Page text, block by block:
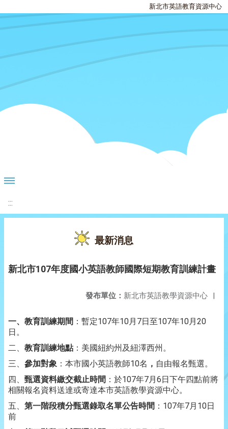
新北市英語教育資源中心
:::
最新消息
新北市107年度國小英語教師國際短期教育訓練計畫
發布單位： 新北市英語教學資源中心 |
一、教育訓練期間 ：暫定107年10月7日至107年10月20
日。
二、 教育訓練地點 ：美國紐約州及紐澤西州。
三、 參加對象 ：本市國小英語教師10名 ， 自由報名甄選。
四、 甄選資料繳交截止時間 ：於107年7月6日下午四點前將
相關報名資料送達或寄達本市英語教學資源中心。
五、 第一階段積分甄選錄取名單公告時間 ：107年7月10日
前